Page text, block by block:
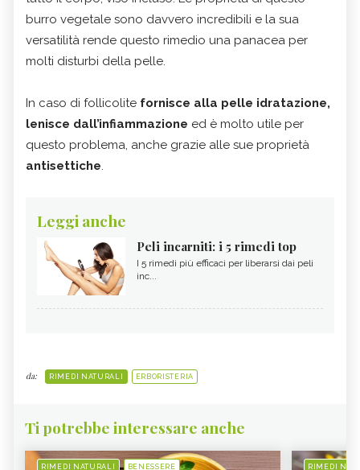
burro vegetale sono davvero incredibili e la sua
versatilità rende questo rimedio una panacea per
molti disturbi della pelle.
In caso di follicolite fornisce alla pelle idratazione,
lenisce dall’infiammazione ed è molto utile per
questo problema, anche grazie alle sue proprietà
antisettiche.
Leggi anche
Peli incarniti: i 5 rimedi top
I 5 rimedi più efficaci per liberarsi dai peli
inc...
da: RIMEDI NATURALI ERBORISTERIA
Ti potrebbe interessare anche
RIMEDI NATURALI BENESSERE RIMEDI